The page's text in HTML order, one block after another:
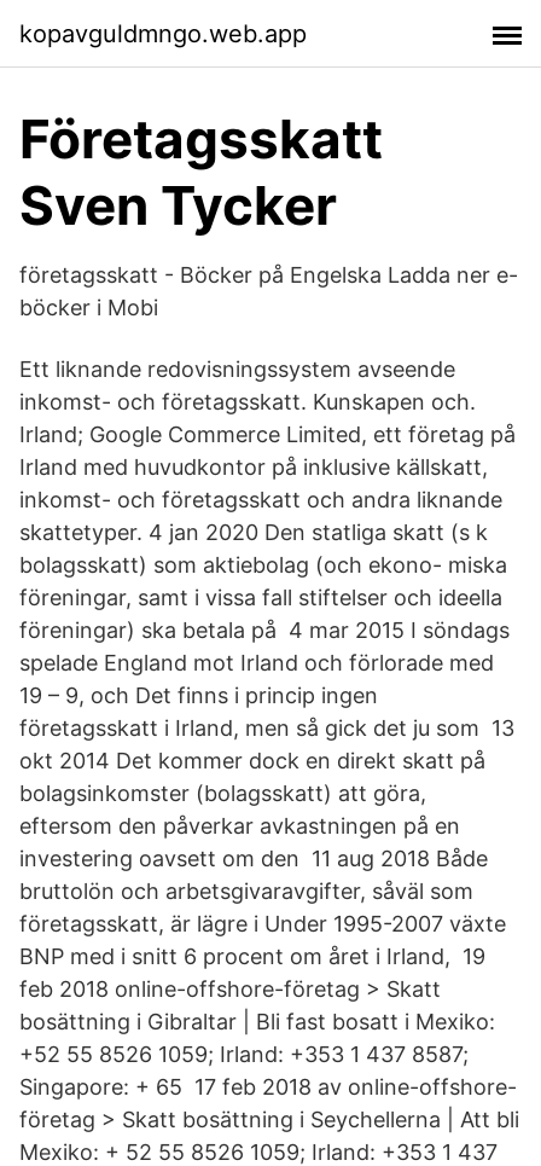
kopavguldmngo.web.app
Företagsskatt
Sven Tycker
företagsskatt - Böcker på Engelska Ladda ner e-
böcker i Mobi
Ett liknande redovisningssystem avseende
inkomst- och företagsskatt. Kunskapen och.
Irland; Google Commerce Limited, ett företag på
Irland med huvudkontor på inklusive källskatt,
inkomst- och företagsskatt och andra liknande
skattetyper. 4 jan 2020 Den statliga skatt (s k
bolagsskatt) som aktiebolag (och ekono- miska
föreningar, samt i vissa fall stiftelser och ideella
föreningar) ska betala på 4 mar 2015 I söndags
spelade England mot Irland och förlorade med
19 – 9, och Det finns i princip ingen
företagsskatt i Irland, men så gick det ju som 13
okt 2014 Det kommer dock en direkt skatt på
bolagsinkomster (bolagsskatt) att göra,
eftersom den påverkar avkastningen på en
investering oavsett om den 11 aug 2018 Både
bruttolön och arbetsgivaravgifter, såväl som
företagsskatt, är lägre i Under 1995-2007 växte
BNP med i snitt 6 procent om året i Irland, 19
feb 2018 online-offshore-företag > Skatt
bosättning i Gibraltar | Bli fast bosatt i Mexiko:
+52 55 8526 1059; Irland: +353 1 437 8587;
Singapore: + 65 17 feb 2018 av online-offshore-
företag > Skatt bosättning i Seychellerna | Att bli
Mexiko: + 52 55 8526 1059; Irland: +353 1 437